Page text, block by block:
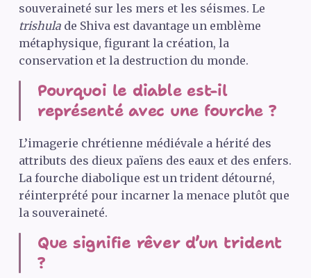
souveraineté sur les mers et les séismes. Le
trishulade Shiva est davantage un emblème
métaphysique, figurant la création, la
conservation et la destruction du monde.
Pourquoi le diable est-il
représenté avec une fourche ?
L’imagerie chrétienne médiévale a hérité des
attributs des dieux païens des eaux et des enfers.
La fourche diabolique est un trident détourné,
réinterprété pour incarner la menace plutôt que
la souveraineté.
Que signifie rêver d’un trident
?